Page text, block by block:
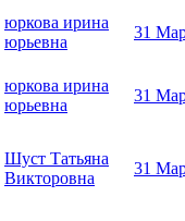
юркова ирина
юрьевна
31
юркова ирина
юрьевна
31
Шуст Татьяна
Викторовна
31